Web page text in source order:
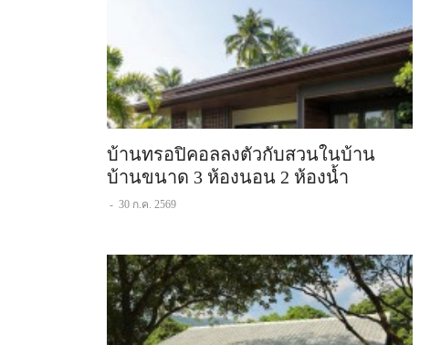
บ้านทรอปิคอลลงตัวกับสวนในบ้าน
บ้านขนาด 3 ห้องนอน 2 ห้องน้ำ
- 30 ก.ค. 2569